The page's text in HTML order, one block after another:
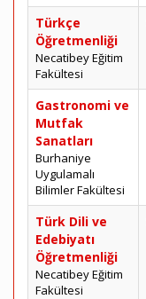
Türkçe
Öğretmenliği
Necatibey Eğitim
Fakültesi
Gastronomi ve
Mutfak
Sanatları
Burhaniye
Uygulamalı
Bilimler Fakültesi
Türk Dili ve
Edebiyatı
Öğretmenliği
Necatibey Eğitim
Fakültesi